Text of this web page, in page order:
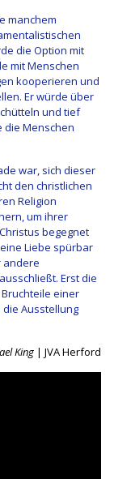
manchem
die Option mit
mit Menschen
kooperieren und
Er würde über
und tief
die Menschen
war, sich dieser
den christlichen
Religion
um ihrer
begegnet
Liebe spürbar
andere
Erst die
einer
Ausstellung
King | JVA Herford